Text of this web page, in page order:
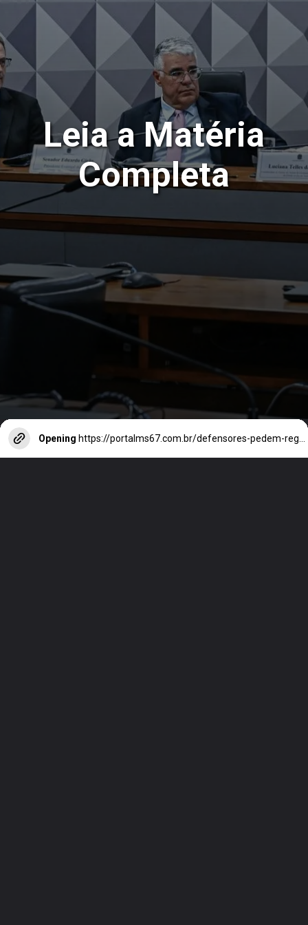
Leia a Matéria
Completa
Opening https://portalms67.com.br/defensores-pedem-regras-mais-rigidas-para-publicidade-das-bets/